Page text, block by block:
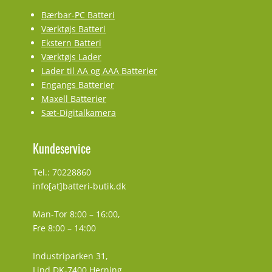
Bærbar-PC Batteri
Værktøjs Batteri
Ekstern Batteri
Værktøjs Lader
Lader til AA og AAA Batterier
Engangs Batterier
Maxell Batterier
Sæt-Digitalkamera
Kundeservice
Tel.: 70228860
info[at]batteri-butik.dk
Man-Tor 8:00 – 16:00,
Fre 8:00 – 14:00
Industriparken 31,